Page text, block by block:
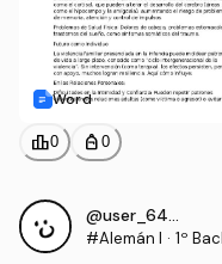
Word
leaderboard0 personal_bag 0
@user_6425880
#Alemán I · 1º